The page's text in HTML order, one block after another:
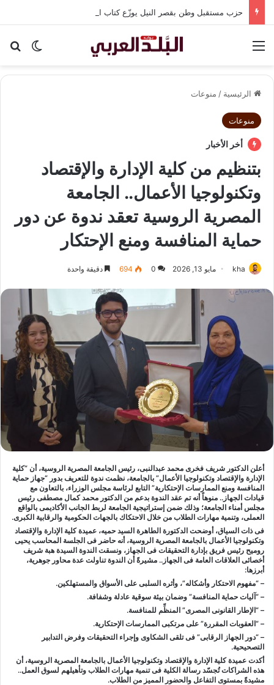
الوضع
الرئيسية / منوعات
منوعات
أخر الأخبار
بتنظيم من كلية الإدارة والإقتصاد
وتكنولوجيا الأعمال.. الجامعة
المصرية الروسية تعقد ندوة عن دور
حماية المنافسة ومنع الإحتكار
kha مايو 13, 2026 0
694 دقيقة واحدة
أعلن الدكتور شريف فخرى محمد عبدالنبى، رئيس الجامعة المصرية الروسية، أن “كلية
الإدارة والإقتصاد وتكنولوجيا الأعمال” بالجامعة، نظمت ندوة للتعريف بدور “جهاز حماية
المنافسة ومنع الممارسات الإحتكارية” التابع لرئاسة مجلس الوزراء، بالتعاون مع
قيادات الجهاز.. منوهاً أنه تم عقد الندوة بدعم من الدكتور محمد كمال مصطفى رئيس
مجلس أمناء الجامعة؛ وذلك ضمن إستراتيجية الجامعة لربط الجانب الأكاديمى بالواقع
العملى، وتنمية مهارات الطلاب من خلال الاحتكاك بالجهات الحكومية والرقابية الكبرى.
فى ذات السياق، أوضحت الدكتورة الطاهرة السيد حميه، عميدة كلية الإدارة والإقتصاد
وتكنولوجيا الأعمال بالجامعة المصرية الروسية، أنه حاضر فى الجلسة المحاسب يحيى
روميح رئيس فريق بإدارة التحقيقات فى الجهاز، ونسقت الندوة السيدة هبة شريف
أخصائى العلاقات العامة فى الجهاز.. مشيرةً أن الندوة تناولت عدة محاور جوهرية،
أبرزها:
– “مفهوم الاحتكار وأشكاله”، وأثره السلبى على الأسواق والمستهلكين.
– “آليات حماية المنافسة” وضمان بيئة سوقية عادلة وشفافة.
– “الإطار القانونى المصرى” المنظِّم للمنافسة.
– “العقوبات المقررة” على مرتكبى الممارسات الإحتكارية.
– “دور الجهاز الرقابى” فى تلقى الشكاوى وإجراء التحقيقات وفرض التدابير
التصحيحية.
أكدت عميدة كلية الإدارة والإقتصاد وتكنولوجيا الأعمال بالجامعة المصرية الروسية، أن
هذه الشراكات تُجسّد رسالة الكلية فى تنمية مهارات الطلاب وتأهيلهم لسوق العمل..
مشيدةً بمستوى التفاعل والحضور المميز من الطلاب.